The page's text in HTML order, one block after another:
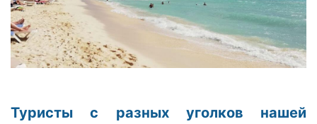
Туристы с разных уголков нашей